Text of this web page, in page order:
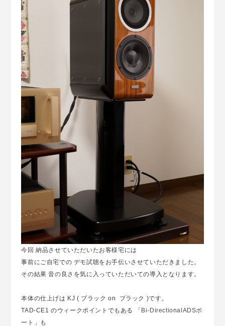
今回 納品させていただいたお客様宅には
事前にご自宅での デモ試聴をお手伝いさせていただきました。
その結果 音の良さを気に入っていただいての導入となります。
本体の仕上げは KJ ( ブラック on ブラック )です。
TAD-CE1 のウィークポイントでもある 「 Bi-DirectionalADSポ
ート 」も